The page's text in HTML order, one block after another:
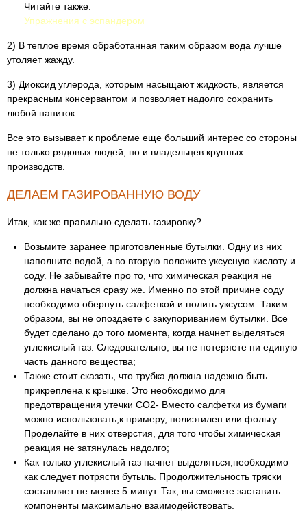
Читайте также:
Упражнения с эспандером
2) В теплое время обработанная таким образом вода лучше
утоляет жажду.
3) Диоксид углерода, которым насыщают жидкость, является
прекрасным консервантом и позволяет надолго сохранить
любой напиток.
Все это вызывает к проблеме еще больший интерес со стороны
не только рядовых людей, но и владельцев крупных
производств.
ДЕЛАЕМ ГАЗИРОВАННУЮ ВОДУ
Итак, как же правильно сделать газировку?
Возьмите заранее приготовленные бутылки. Одну из них
наполните водой, а во вторую положите уксусную кислоту и
соду. Не забывайте про то, что химическая реакция не
должна начаться сразу же. Именно по этой причине соду
необходимо обернуть салфеткой и полить уксусом. Таким
образом, вы не опоздаете с закупориванием бутылки. Все
будет сделано до того момента, когда начнет выделяться
углекислый газ. Следовательно, вы не потеряете ни единую
часть данного вещества;
Также стоит сказать, что трубка должна надежно быть
прикреплена к крышке. Это необходимо для
предотвращения утечки СО2- Вместо салфетки из бумаги
можно использовать,к примеру, полиэтилен или фольгу.
Проделайте в них отверстия, для того чтобы химическая
реакция не затянулась надолго;
Как только углекислый газ начнет выделяться,необходимо
как следует потрясти бутыль. Продолжительность тряски
составляет не менее 5 минут. Так, вы сможете заставить
компоненты максимально взаимодействовать.